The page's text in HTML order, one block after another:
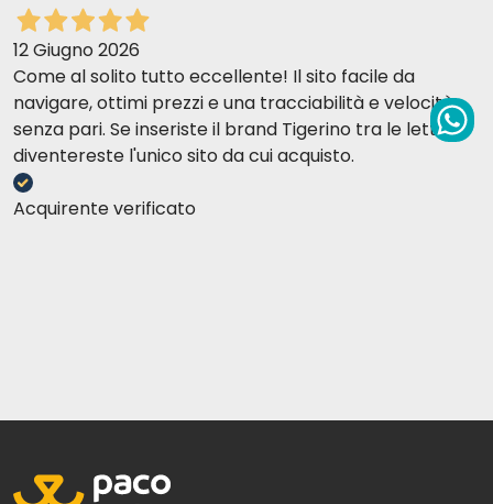
12 Giugno 2026
Come al solito tutto eccellente! Il sito facile da
navigare, ottimi prezzi e una tracciabilità e velocità
senza pari. Se inseriste il brand Tigerino tra le lettiere
diventereste l'unico sito da cui acquisto.
Acquirente verificato